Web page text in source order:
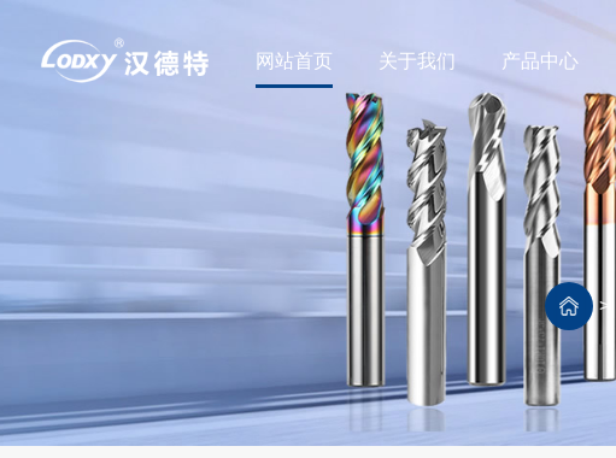
网站首页 关于我们 产品中心
>